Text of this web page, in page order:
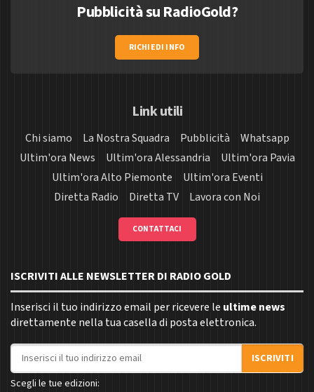
Pubblicità su RadioGold?
RICHIEDI INFO
Link utili
Chi siamo La Nostra Squadra Pubblicità
Whatsapp
Ultim'ora News
Ultim'ora Alessandria
Ultim'ora Pavia
Ultim'ora Alto Piemonte
Ultim'ora Eventi
Diretta Radio
Diretta TV Lavora con Noi
CONTATTACI
ISCRIVITI ALLE NEWSLETTER DI RADIO GOLD
Inserisci il tuo indirizzo email per ricevere le ultime news
direttamente nella tua casella di posta elettronica.
Indirizzo email
ISCRIVITI
Scegli le tue edizioni: